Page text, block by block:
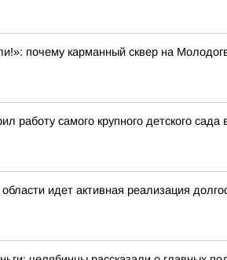
почему карманный сквер на
работу самого крупного детского сада
идет активная реализация